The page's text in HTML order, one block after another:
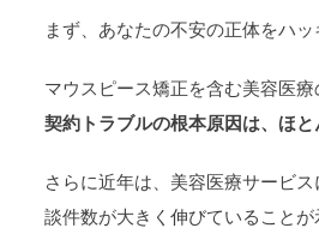
まず、あなたの不安の正体をハッ
マウスピース矯正を含む美容医
契約トラブルの根本原因は、ほ
さらに近年は、美容医療サービ
談件数が大きく伸びていることが